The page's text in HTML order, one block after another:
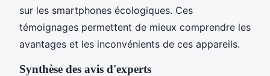
sur les smartphones écologiques. Ces
témoignages permettent de mieux comprendre les
avantages et les inconvénients de ces appareils.
Synthèse des avis d'experts